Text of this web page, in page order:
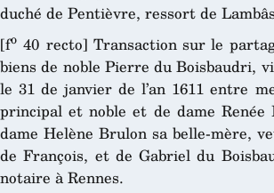
duché de Pentièvre, ressort de
[fo 40 recto] Transaction sur le
biens de noble Pierre du Boisbaudri,
le 31 de janvier de l’an 1611 entre
principal et noble et de dame
dame Helène Brulon sa belle-mère,
de François, et de Gabriel du
notaire à Rennes.